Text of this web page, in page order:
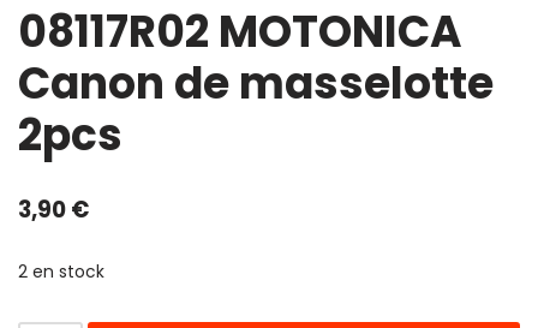
08117R02 MOTONICA
Canon de masselotte
2pcs
3,90€
2 en stock